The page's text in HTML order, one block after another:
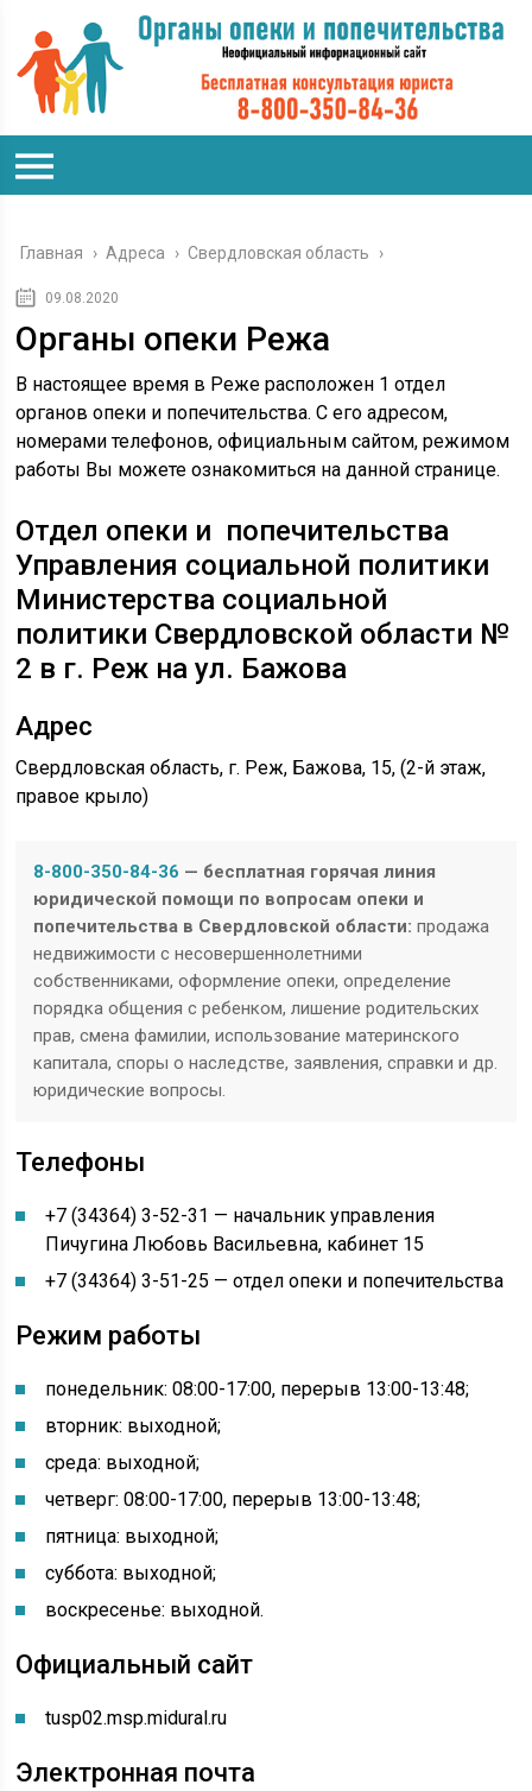
Главная › Адреса › Свердловская область ›
09.08.2020
Органы опеки Режа
В настоящее время в Реже расположен 1 отдел
органов опеки и попечительства. С его адресом,
номерами телефонов, официальным сайтом, режимом
работы Вы можете ознакомиться на данной странице.
Отдел опеки и попечительства
Управления социальной политики
Министерства социальной
политики Свердловской области №
2 в г. Реж на ул. Бажова
Адрес
Свердловская область, г. Реж, Бажова, 15, (2-й этаж,
правое крыло)
8-800-350-84-36 — бесплатная горячая линия
юридической помощи по вопросам опеки и
попечительства в Свердловской области:продажа
недвижимости с несовершеннолетними
собственниками, оформление опеки, определение
порядка общения с ребенком, лишение родительских
прав, смена фамилии, использование материнского
капитала, споры о наследстве, заявления, справки и др.
юридические вопросы.
Телефоны
+7 (34364) 3-52-31 — начальник управления
Пичугина Любовь Васильевна, кабинет 15
+7 (34364) 3-51-25 — отдел опеки и попечительства
Режим работы
понедельник: 08:00-17:00, перерыв 13:00-13:48;
вторник: выходной;
среда: выходной;
четверг: 08:00-17:00, перерыв 13:00-13:48;
пятница: выходной;
суббота: выходной;
воскресенье: выходной.
Официальный сайт
tusp02.msp.midural.ru
Электронная почта